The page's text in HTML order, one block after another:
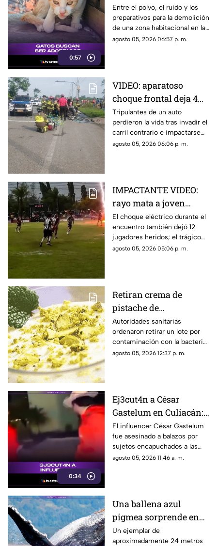
0:57
demolición en la
colonia San Agustín de
Acapulco
Entre el polvo, el ruido y los
preparativos para la demolición
de una zona habitacional en la
colonia San Agustín, una
agosto 05, 2026 06:57 p. m.
VIDEO: aparatoso
choque frontal deja 4
muertos de una familia
Tripulantes de un auto
perdieron la vida tras invadir el
carril contrario e impactarse
contra un camión de ganado.
agosto 05, 2026 06:06 p. m.
IMPACTANTE VIDEO:
rayo mata a joven
futbolista en pleno
partido
El choque eléctrico durante el
encuentro también dejó 12
jugadores heridos; el trágico
momento quedó grabado.
agosto 05, 2026 05:06 p. m.
Retiran crema de
pistache de
supermercados por
salmonela
Autoridades sanitarias
ordenaron retirar un lote por
contaminación con la bacteria;
revisa los códigos del producto
agosto 05, 2026 12:37 p. m.
0:34
Ej3cut4n a César
Gastelum en Culiacán:
El influencer había
manifestado tener
miedo
El influencer César Gastelum
fue asesinado a balazos por
sujetos encapuchados a las
afueras de un restaurante en
agosto 05, 2026 11:46 a. m.
Una ballena azul
pigmea sorprende en
las costas de Australia
Un ejemplar de
aproximadamente 24 metros